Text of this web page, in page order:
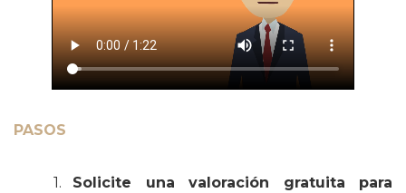
PASOS
1.
Solicite una valoración gratuita para